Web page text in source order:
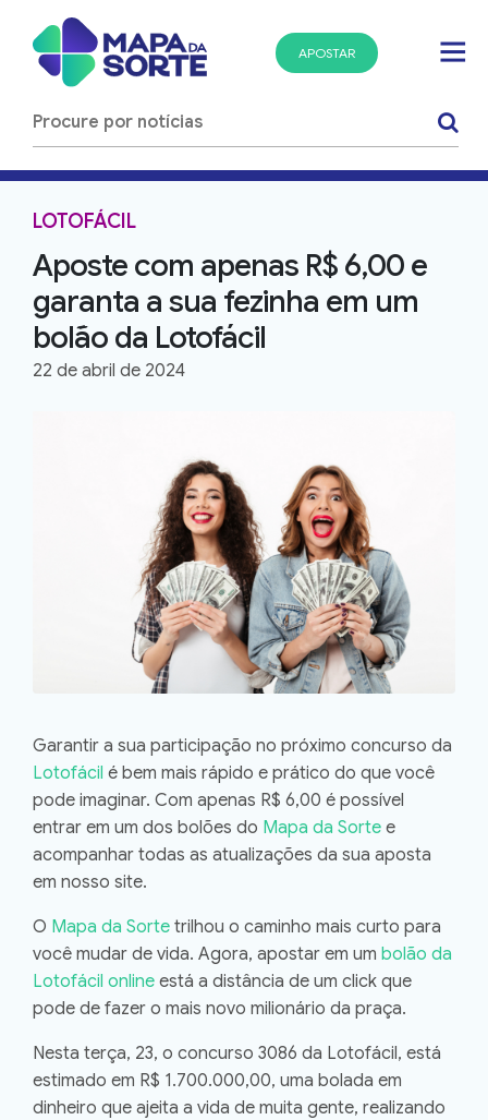
APOSTAR
LOTOFÁCIL
Aposte com apenas R$ 6,00 e
garanta a sua fezinha em um
bolão da Lotofácil
22 de abril de 2024
Garantir a sua participação no próximo concurso da
Lotofácil é bem mais rápido e prático do que você
pode imaginar. Com apenas R$ 6,00 é possível
entrar em um dos bolões do Mapa da Sorte e
acompanhar todas as atualizações da sua aposta
em nosso site.
O Mapa da Sorte trilhou o caminho mais curto para
você mudar de vida. Agora, apostar em um bolão da
Lotofácil online está a distância de um click que
pode de fazer o mais novo milionário da praça.
Nesta terça, 23, o concurso 3086 da Lotofácil, está
estimado em R$ 1.700.000,00, uma bolada em
dinheiro que ajeita a vida de muita gente, realizando